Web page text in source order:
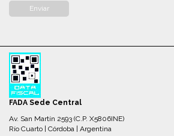
FADA Sede Central
Av. San Martín 2593 (C.P. X5806INE)
Río Cuarto | Córdoba | Argentina